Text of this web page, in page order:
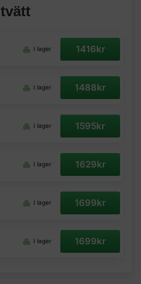
I lager 1416kr
I lager 1488kr
I lager 1595kr
I lager 1629kr
I lager 1699kr
I lager 1699kr